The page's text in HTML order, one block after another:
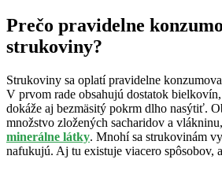
Prečo pravidelne
strukoviny?
Strukoviny sa oplatí pravidelne
V prvom rade obsahujú dostatok
dokáže aj bezmäsitý pokrm dlho nasýtiť.
množstvo zložených sacharidov a
minerálne látky. Mnohí sa strukovinám
nafukujú. Aj tu existuje viacero spôsobov,